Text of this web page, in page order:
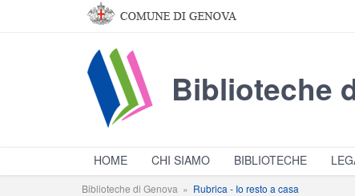
Salta al contenuto principale
Biblioteche
HOME CHI SIAMO BIBLIOTECHE
Biblioteche di Genova » Rubrica - Io resto a casa